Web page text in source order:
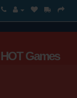
HOT Games